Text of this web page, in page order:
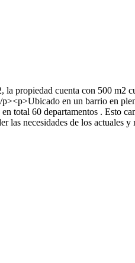
propiedad cuenta con 500
en un barrio en
total 60 departamentos . Esto
las necesidades de los